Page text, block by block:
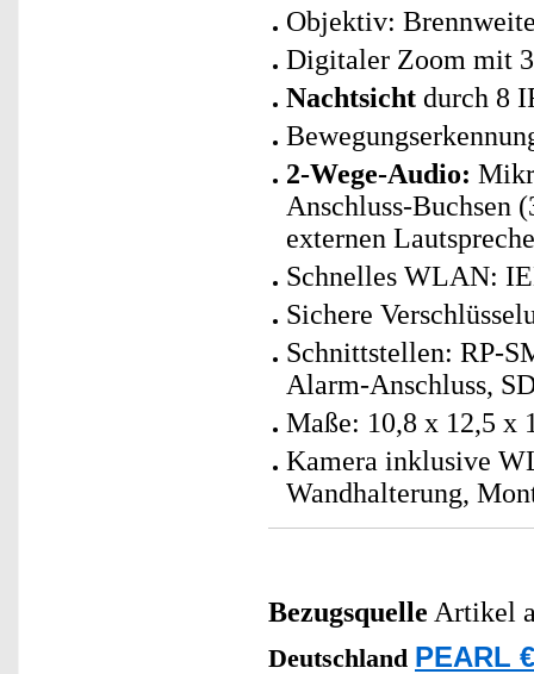
Objektiv:
Digitaler Zoom mit
Nachtsicht durch 8
2-Wege-Audio:
Anschluss-Buchsen
externen
Schnelles WLAN:
Sichere
Schnittstellen: RP-
Alarm-Anschluss,
Maße: 10,8 x 12,5 x
Kamera inklusive
Wandhalterung,
Bezugsquelle Artikel
Deutschland PEARL